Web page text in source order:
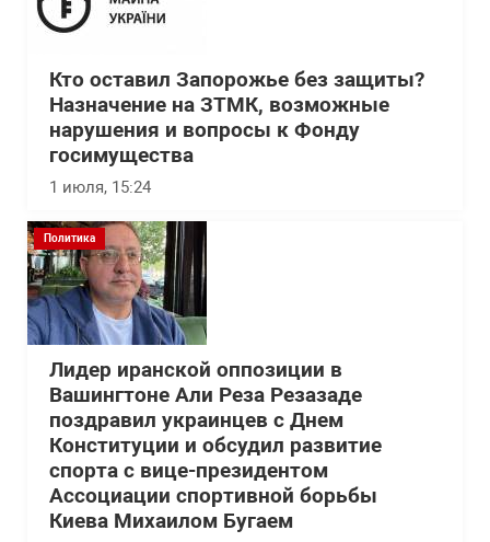
Кто оставил Запорожье без защиты?
Назначение на ЗТМК, возможные
нарушения и вопросы к Фонду
госимущества
1 июля, 15:24
Политика
Лидер иранской оппозиции в
Вашингтоне Али Реза Резазаде
поздравил украинцев с Днем
Конституции и обсудил развитие
спорта с вице-президентом
Ассоциации спортивной борьбы
Киева Михаилом Бугаем